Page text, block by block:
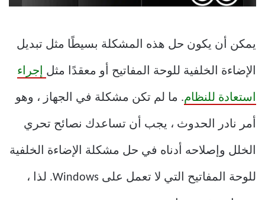
يمكن أن يكون حل هذه المشكلة بسيطًا مثل تبديل
الإضاءة الخلفية للوحة المفاتيح أو معقدًا مثل إجراء
استعادة للنظام. ما لم تكن مشكلة في الجهاز ، وهو
أمر نادر الحدوث ، يجب أن تساعدك نصائح تحري
الخلل وإصلاحه أدناه في حل مشكلة الإضاءة الخلفية
للوحة المفاتيح التي لا تعمل على Windows. لذا ،